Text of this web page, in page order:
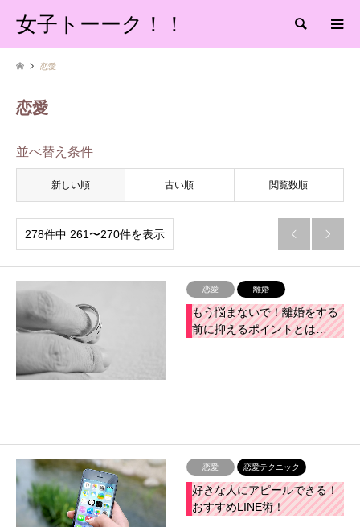
女子トーーク！！ 検索
恋愛
恋愛
並べ替え条件
新しい順 古い順 閲覧数順
278件中 261〜270件を表示  
恋愛 離婚
もう悩まないで！離婚をする
前に抑えるポイントとは…
恋愛 恋愛テクニック
好きな人にアピールできる！
おすすめLINE術！